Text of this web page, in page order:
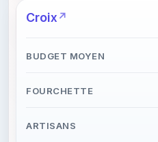
Croix